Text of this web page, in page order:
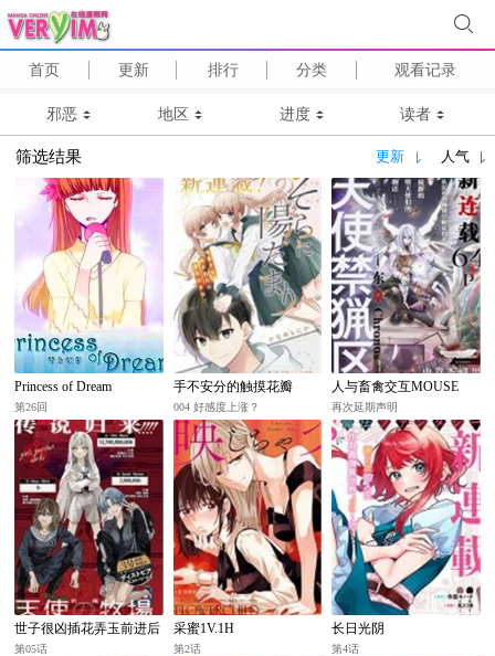
首页 更新 排行 分类 观看记录
邪恶 地区 进度 读者
筛选结果 人气
更新
Princess of Dream
第26回
手不安分的触摸花瓣
004 好感度上涨？
人与畜禽交互MOUSE
再次延期声明
世子很凶插花弄玉前进后
出
第05话
采蜜1V.1H
第2话
长日光阴
第4话